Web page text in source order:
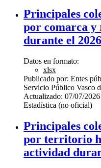
Principales
por comarca y
durante el 2026
Datos en formato:
xlsx
Publicado por: Entes
Servicio Público Vasco
Actualizado: 07/07/2026
Estadística (no oficial)
Principales
por territorio
actividad